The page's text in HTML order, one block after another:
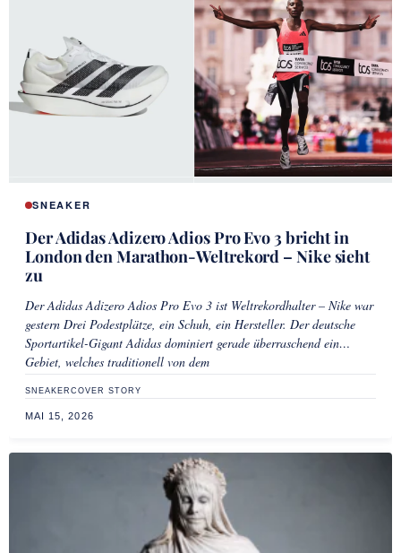
SNEAKER
SNEAKER COVER STORY
Der Adidas Adizero Adios Pro Evo 3 bricht in
London den Marathon-Weltrekord – Nike sieht
zu
MAI 15, 2026
Der Adidas Adizero Adios Pro Evo 3 ist Weltrekordhalter – Nike war
gestern Drei Podestplätze, ein Schuh, ein Hersteller. Der deutsche
Sportartikel-Gigant Adidas dominiert gerade überraschend ein
Gebiet, welches traditionell von dem